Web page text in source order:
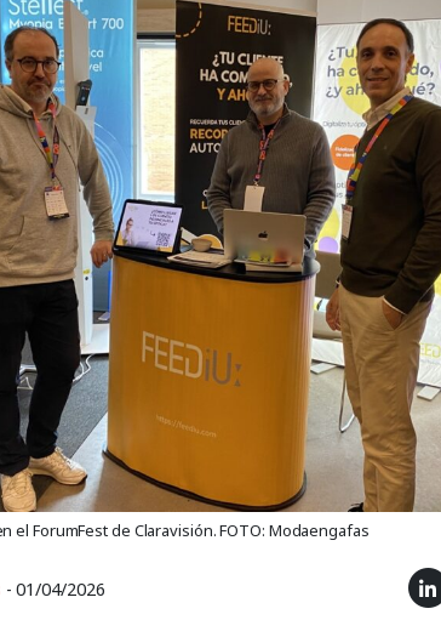
el ForumFest de Claravisión. FOTO: Modaengafas
- 01/04/2026